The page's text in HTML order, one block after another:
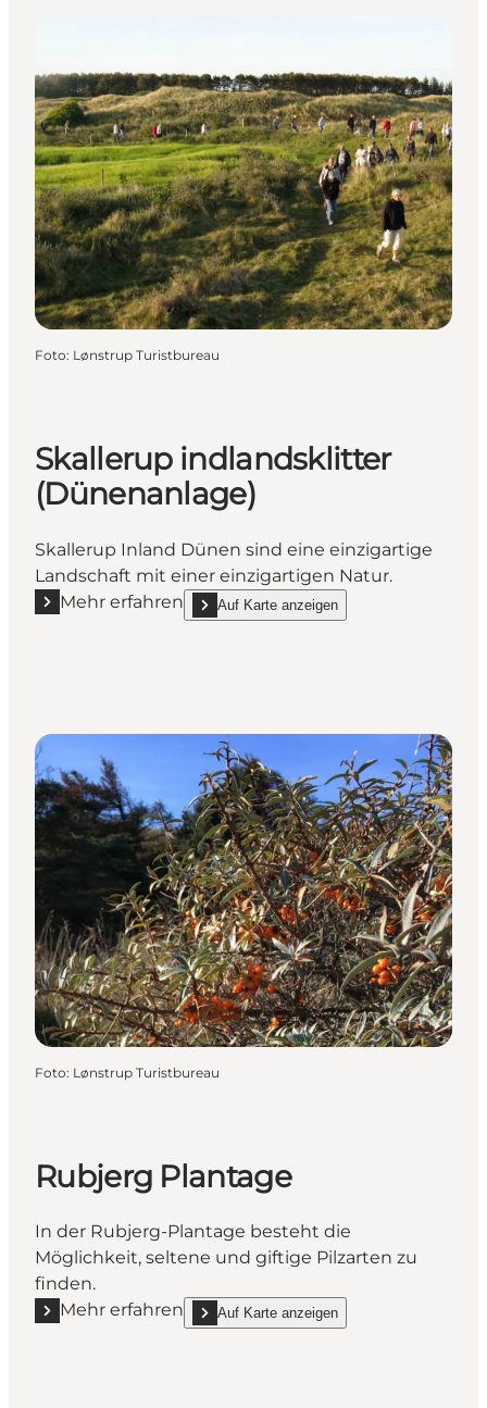
Foto: Lønstrup Turistbureau
Skallerup indlandsklitter
(Dünenanlage)
Skallerup Inland Dünen sind eine einzigartige
Landschaft mit einer einzigartigen Natur.
Mehr erfahren
Mehr erfahren "Skallerup indlandsklitter
Auf Karte anzeigen
show Skallerup indlandsklitter (Dünenanlage)
Foto: Lønstrup Turistbureau
Rubjerg Plantage
In der Rubjerg-Plantage besteht die
Möglichkeit, seltene und giftige Pilzarten zu
finden.
Mehr erfahren
Mehr erfahren "Rubjerg Plantage"
Auf Karte anzeigen
show Rubjerg Plantage on_map